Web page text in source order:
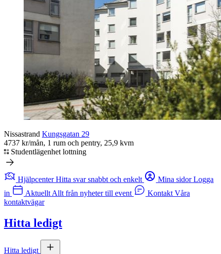
Nissastrand Kungsgatan 29
4737 kr/mån, 1 rum och pentry, 25,9 kvm
Studentlägenhet lottning
Hjälpcenter Hitta svar snabbt och enkelt Mina sidor Logga
in
Aktuellt Allt från nyheter till event Kontakt Våra
kontaktvägar
Hitta ledigt
Hitta ledigt